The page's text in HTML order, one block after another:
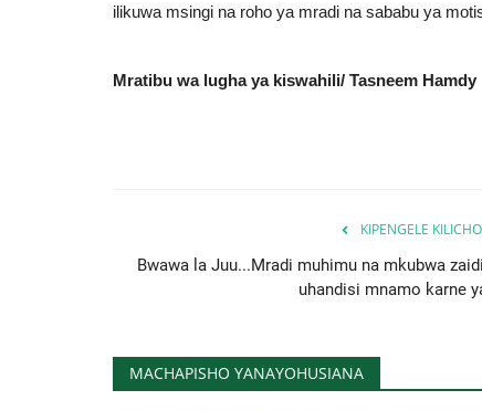
ilikuwa msingi na roho ya mradi na sababu ya
Mratibu wa lugha ya kiswahili/ Tasneem Hamdy
KIPENGELE
Bwawa la Juu...Mradi muhimu na mkubwa
uhandisi mnamo karne
MACHAPISHO YANAYOHUSIANA